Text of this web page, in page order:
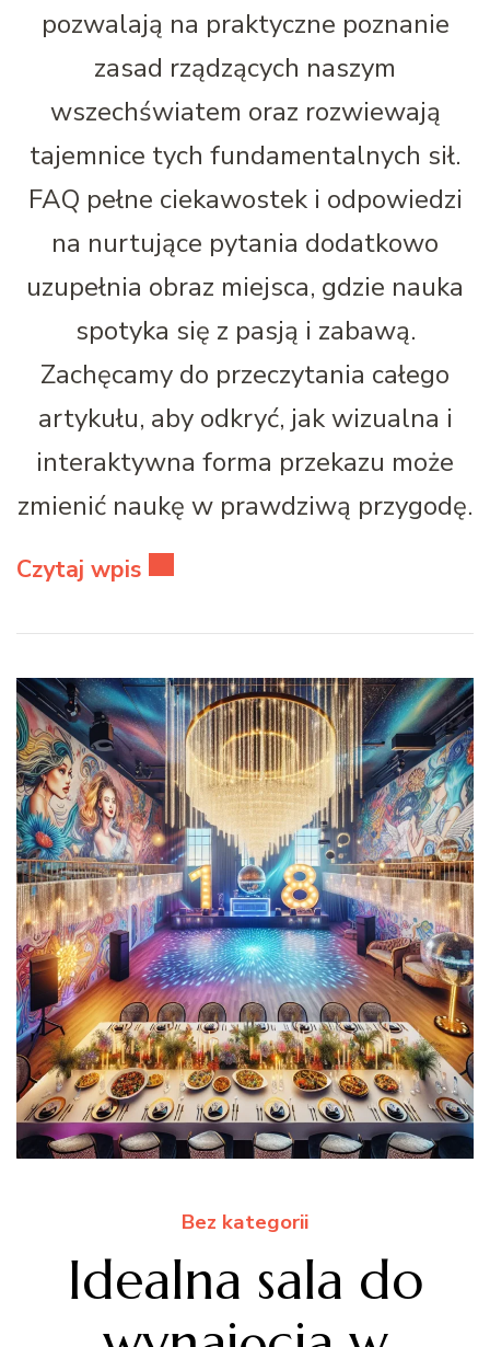
pozwalają na praktyczne poznanie
zasad rządzących naszym
wszechświatem oraz rozwiewają
tajemnice tych fundamentalnych sił.
FAQ pełne ciekawostek i odpowiedzi
na nurtujące pytania dodatkowo
uzupełnia obraz miejsca, gdzie nauka
spotyka się z pasją i zabawą.
Zachęcamy do przeczytania całego
artykułu, aby odkryć, jak wizualna i
interaktywna forma przekazu może
zmienić naukę w prawdziwą przygodę.
Czytaj wpis
Bez kategorii
Idealna sala do